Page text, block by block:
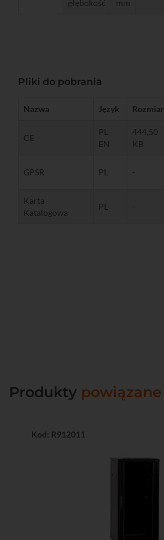
głębokość mm
Pliki do pobrania
Nazwa Język Rozmiar
CE
PL,
EN
444,50
KB
GPSR PL -
Karta
Katalogowa
PL -
Produkty powiązane
Kod: R912011